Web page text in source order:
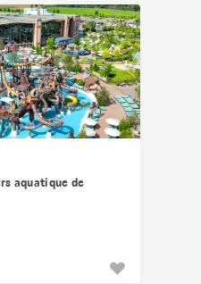
aquatique de